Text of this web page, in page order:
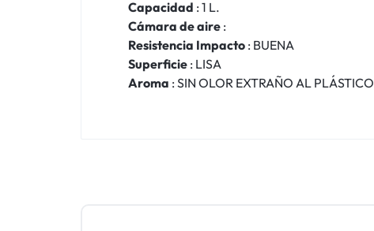
Capacidad : 1 L.
Cámara de aire :
Resistencia Impacto : BUENA
Superficie : LISA
Aroma : SIN OLOR EXTRAÑO AL PLÁSTICO